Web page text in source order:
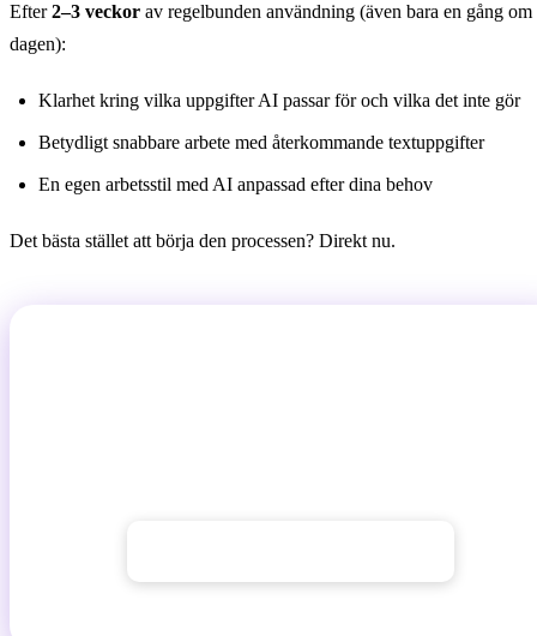
Efter2–3 veckor av regelbunden användning (även bara en gång om
dagen):
Klarhet kring vilka uppgifter AI passar för och vilka det inte gör
Betydligt snabbare arbete med återkommande textuppgifter
En egen arbetsstil med AI anpassad efter dina behov
Det bästa stället att börja den processen? Direkt nu.